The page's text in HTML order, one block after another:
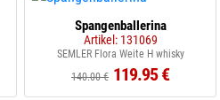
Spangenballerina
Artikel: 131069
SEMLER Flora Weite H whisky
140.00 € 119.95 €